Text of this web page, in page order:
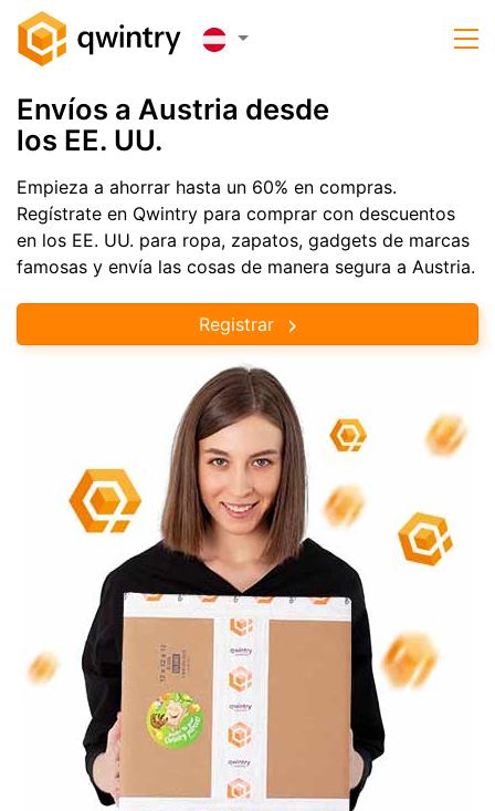
Envíos a Austria desde
los EE. UU.
Empieza a ahorrar hasta un 60% en compras.
Regístrate en Qwintry para comprar con descuentos
en los EE. UU. para ropa, zapatos, gadgets de marcas
famosas y envía las cosas de manera segura a Austria.
Registrar